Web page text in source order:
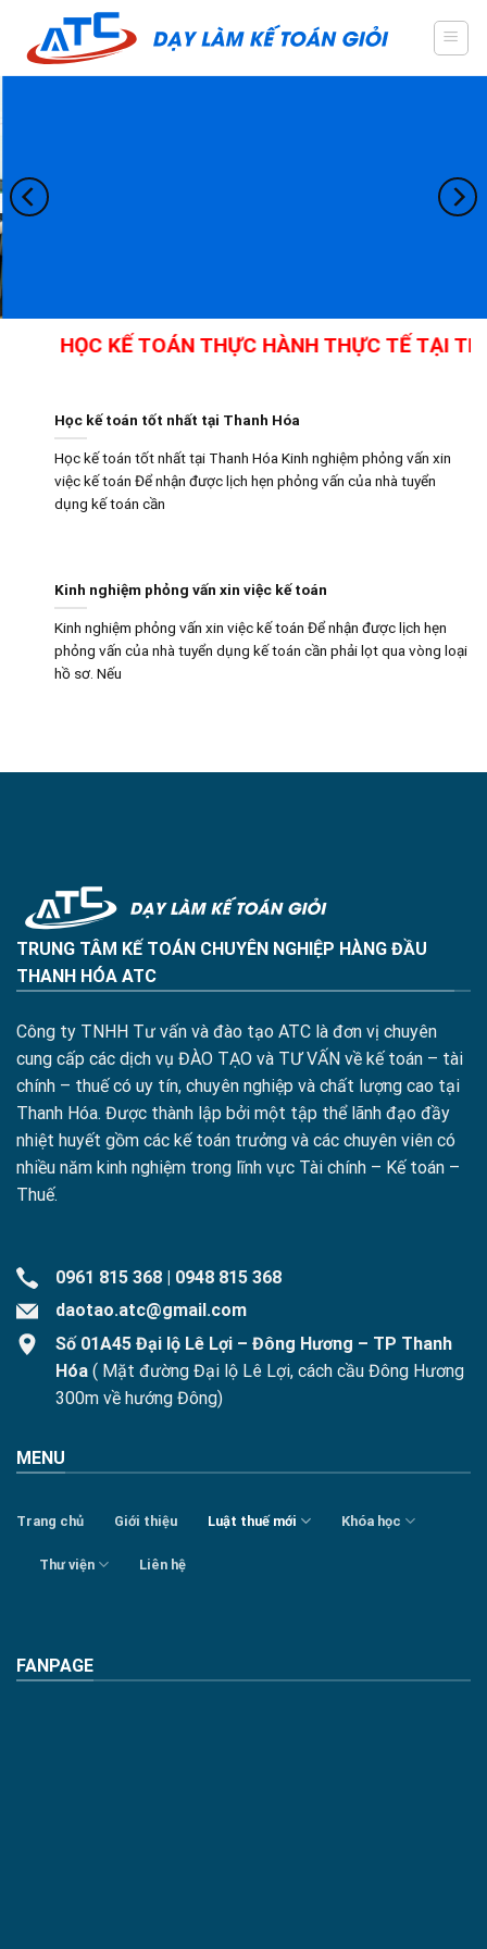
content
HỌC KẾ TOÁN THỰC HÀNH THỰC TẾ TẠI
Học kế toán tốt nhất tại Thanh Hóa
Học kế toán tốt nhất tại Thanh Hóa Kinh nghiệm phỏng vấn xin
việc kế toán Để nhận được lịch hẹn phỏng vấn của nhà tuyển
dụng kế toán cần
Kinh nghiệm phỏng vấn xin việc kế toán
Kinh nghiệm phỏng vấn xin việc kế toán Để nhận được lịch hẹn
phỏng vấn của nhà tuyển dụng kế toán cần phải lọt qua vòng loại
hồ sơ. Nếu
TRUNG TÂM KẾ TOÁN CHUYÊN NGHIỆP HÀNG ĐẦU
THANH HÓA ATC
Công ty TNHH Tư vấn và đào tạo ATC là đơn vị chuyên
cung cấp các dịch vụ ĐÀO TẠO và TƯ VẤN về kế toán – tài
chính – thuế có uy tín, chuyên nghiệp và chất lượng cao tại
Thanh Hóa. Được thành lập bởi một tập thể lãnh đạo đầy
nhiệt huyết gồm các kế toán trưởng và các chuyên viên có
nhiều năm kinh nghiệm trong lĩnh vực Tài chính – Kế toán –
Thuế.
0961 815 368
0948 815 368
daotao.atc@gmail.com
Số 01A45 Đại lộ Lê Lợi – Đông Hương – TP Thanh
Hóa ( Mặt đường Đại lộ Lê Lợi, cách cầu Đông Hương
300m về hướng Đông)
MENU
Trang chủ Giới thiệu Luật thuế mới Khóa học
Thư viện Liên hệ
FANPAGE